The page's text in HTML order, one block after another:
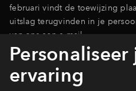
februari vindt de toewijzing
uitslag terugvinden in je
van ons een e-mail.
Ga naar de woningen